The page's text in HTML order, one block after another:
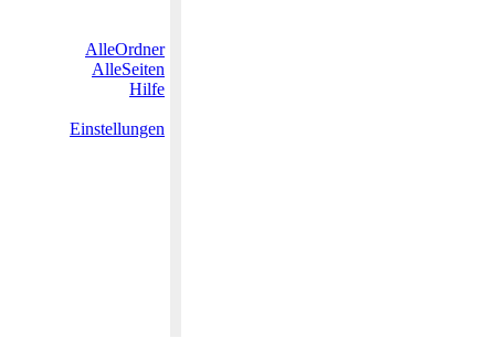
AlleOrdner
AlleSeiten
Hilfe
Einstellungen